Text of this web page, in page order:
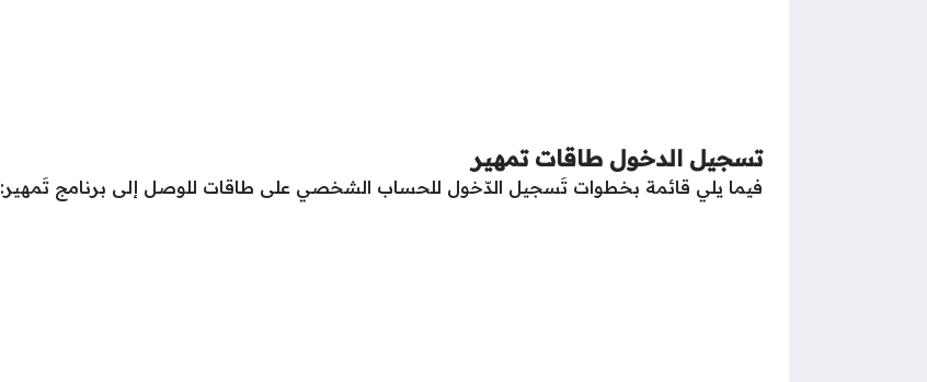
تسجيل الدخول طاقات تمهير
فيما يلي قائمة بخطوات تَسجيل الدّخول للحساب الشخصي على طاقات للوصل إلى برنامج تَمهير: